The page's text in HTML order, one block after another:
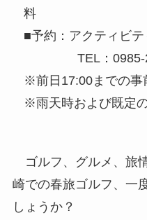
料
■予約：アクティビ
TEL：0985-21-
※前日17:00までの事
※雨天時および既定
ゴルフ、グルメ、旅
崎での春旅ゴルフ、一
しょうか？